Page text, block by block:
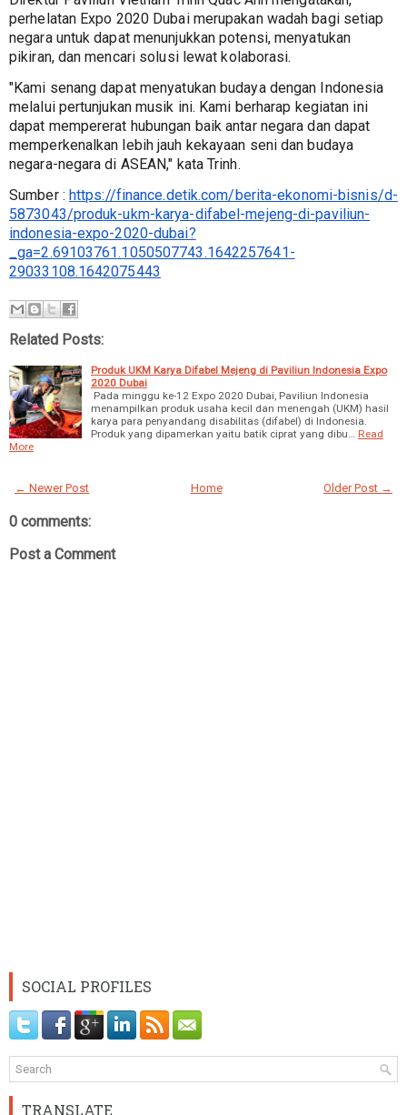
perhelatan Expo 2020 Dubai merupakan wadah bagi setiap
negara untuk dapat menunjukkan potensi, menyatukan
pikiran, dan mencari solusi lewat kolaborasi.
"Kami senang dapat menyatukan budaya dengan Indonesia
melalui pertunjukan musik ini. Kami berharap kegiatan ini
dapat mempererat hubungan baik antar negara dan dapat
memperkenalkan lebih jauh kekayaan seni dan budaya
negara-negara di ASEAN," kata Trinh.
Sumber : https://finance.detik.com/berita-ekonomi-bisnis/d-
5873043/produk-ukm-karya-difabel-mejeng-di-paviliun-
indonesia-expo-2020-dubai?
_ga=2.69103761.1050507743.1642257641-
29033108.1642075443
Related Posts:
Produk UKM Karya Difabel Mejeng di Paviliun Indonesia Expo
2020 Dubai
Pada minggu ke-12 Expo 2020 Dubai, Paviliun Indonesia
menampilkan produk usaha kecil dan menengah (UKM) hasil
karya para penyandang disabilitas (difabel) di Indonesia.
Produk yang dipamerkan yaitu batik ciprat yang dibu…
Read
More
← Newer Post Older Post →
Home
0 comments:
Post a Comment
SOCIAL PROFILES
TRANSLATE